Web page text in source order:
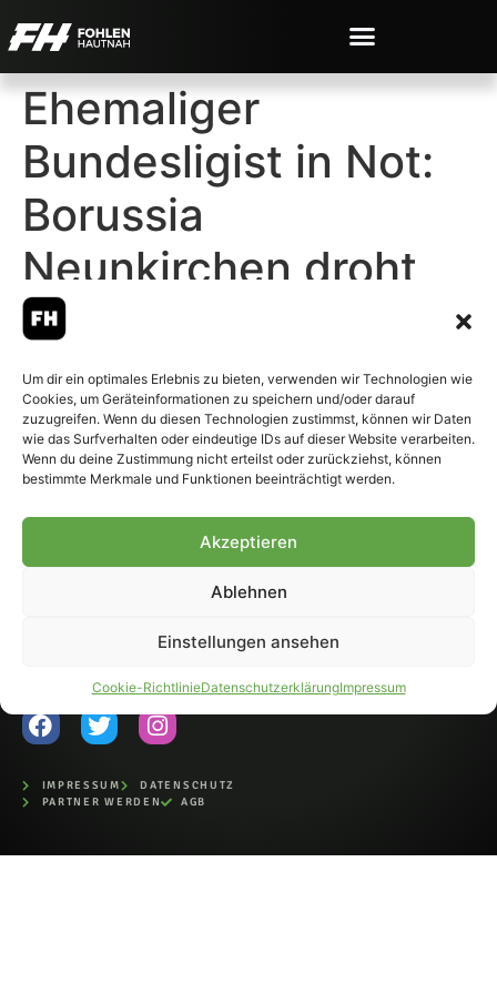
Um dir ein optimales Erlebnis zu bieten, verwenden wir Technologien wie
Cookies, um Geräteinformationen zu speichern und/oder darauf
zuzugreifen. Wenn du diesen Technologien zustimmst, können wir Daten
wie das Surfverhalten oder eindeutige IDs auf dieser Website verarbeiten.
Wenn du deine Zustimmung nicht erteilst oder zurückziehst, können
bestimmte Merkmale und Funktionen beeinträchtigt werden.
Akzeptieren
Ablehnen
Einstellungen ansehen
Cookie-RichtlinieDatenschutzerklärungImpressum
Ehemaliger
Bundesligist in Not:
Borussia
Neunkirchen droht
die Insolvenz
© 2007-2026 Fohlen-Hautnah.de
– Alle rechte vorbehalten.
Fohlen-Hautnah.de ist ein
offiziell eingetragenes Magazin
bei der Deutschen
Nationalbibliothek (ISSN 1868-
auszugsweise, nur mit
IMPRESSUM
DATENSCHUTZ
PARTNER WERDEN
AGB